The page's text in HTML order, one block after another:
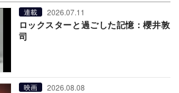
連載 2026.07.11
ロックスターと過ごした記憶：櫻井敦
司
映画 2026.08.08